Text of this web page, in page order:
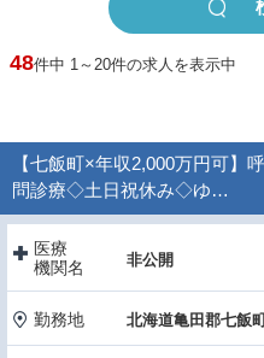
48件中 1～20件の求人を表示中
【七飯町×年収2,000万円可
問診療◇土日祝休み◇ゆ…
医療
機関名
非公開
勤務地 北海道亀田郡七飯